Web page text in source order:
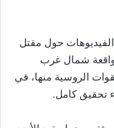
حول مقتل
شمال غرب
الروسية منها، في
تحقيق كامل.